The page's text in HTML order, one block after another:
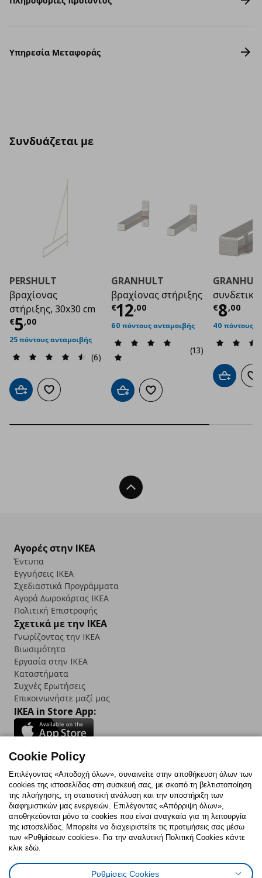
Υπηρεσία Μεταφοράς
Συνδυάζεται με
PERSHULT
βραχίονας
στήριξης, 30x30 cm
€5,00
Τρέχουσα τιμή€ 5,00
25 πόντους ανταμοιβής
(6)
Προσθήκη στο καλάθι
Προσθήκη στα αγαπημένα
GRANHULT
βραχίονας στήριξης
€12,00
Τρέχουσα τιμή€
60 πόντους ανταμοιβής
(13)
Προσθήκη στο καλάθι
Προσθήκη στα αγαπημένα
€8,00
40 πόντους
Προσθήκη
Back To Top
Αγορές στην IKEA
Έντυπα
Εγγυήσεις IKEA
Σχεδιαστικά Προγράμματα
Αγορά Δωρoκάρτας IKEA
Πολιτική Επιστροφής
Σχετικά με την IKEA
Γνωρίζοντας την IKEA
Βιωσιμότητα
Εργασία στην IKEA
Καταστήματα
Συχνές Ερωτήσεις
Επικοινωνήστε μαζί μας
IKEA in Store App:
Follow us:
FacebookInstagram
TikTokYoutubePinterestTwitter
Πολιτική CookiesΔήλωση ψηφιακής προσβασιμότητας
Ρυθμίσεις cookiesΌροι Χρήσης
Cookie Policy
Επιλέγοντας «Αποδοχή όλων», συναινείτε στην αποθήκευση όλων των
cookies της ιστοσελίδας στη συσκευή σας, με σκοπό τη βελτιστοποίηση
της πλοήγησης, τη στατιστική ανάλυση και την υποστήριξη των
διαφημιστικών μας ενεργειών. Επιλέγοντας «Απόρριψη όλων»,
αποθηκεύονται μόνο τα cookies που είναι αναγκαία για τη λειτουργία
της ιστοσελίδας. Μπορείτε να διαχειριστείτε τις προτιμήσεις σας μέσω
των «Ρυθμίσεων cookies». Για την αναλυτική Πολιτική Cookies κάντε
κλικ εδώ.
Ρυθμίσεις Cookies